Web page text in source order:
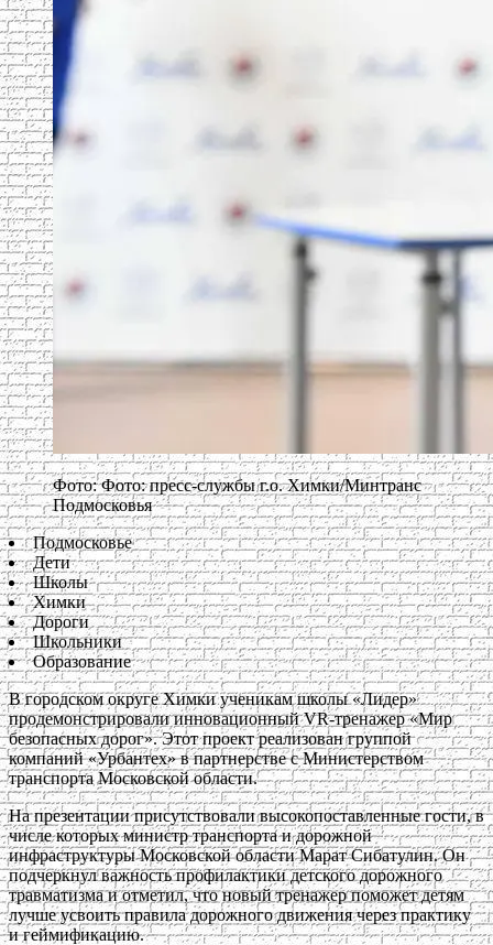
Фото: Фото: пресс-службы г.о. Химки/Минтранс
Подмосковья
Подмосковье
Дети
Школы
Химки
Дороги
Школьники
Образование
В городском округе Химки ученикам школы «Лидер»
продемонстрировали инновационный VR-тренажер «Мир
безопасных дорог». Этот проект реализован группой
компаний «Урбантех» в партнерстве с Министерством
транспорта Московской области.
На презентации присутствовали высокопоставленные гости, в
числе которых министр транспорта и дорожной
инфраструктуры Московской области Марат Сибатулин. Он
подчеркнул важность профилактики детского дорожного
травматизма и отметил, что новый тренажер поможет детям
лучше усвоить правила дорожного движения через практику
и геймификацию.